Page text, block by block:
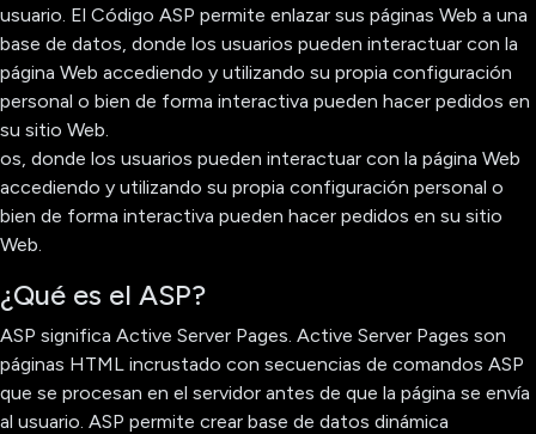
usuario. El Código ASP permite enlazar sus páginas Web a una
base de datos, donde los usuarios pueden interactuar con la
página Web accediendo y utilizando su propia configuración
personal o bien de forma interactiva pueden hacer pedidos en
su sitio Web.
os, donde los usuarios pueden interactuar con la página Web
accediendo y utilizando su propia configuración personal o
bien de forma interactiva pueden hacer pedidos en su sitio
Web.
¿Qué es el ASP?
ASP significa Active Server Pages. Active Server Pages son
páginas HTML incrustado con secuencias de comandos ASP
que se procesan en el servidor antes de que la página se envía
al usuario. ASP permite crear base de datos dinámica